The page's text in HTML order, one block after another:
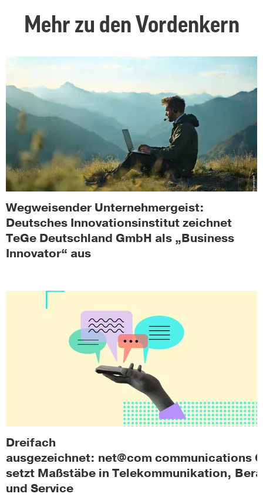
Mehr zu den Vordenkern
Wegweisender Unternehmergeist:
Deutsches Innovationsinstitut zeichnet
TeGe Deutschland GmbH als „Business
Innovator“ aus
Dreifach
ausgezeichnet: net@com communications
setzt Maßstäbe in Telekommunikation,
und Service